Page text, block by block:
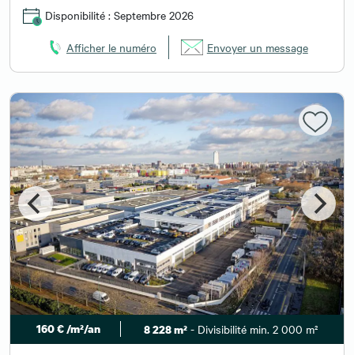
Disponibilité : Septembre 2026
Afficher le numéro Envoyer un message
160 € /m²/an 8 228 m² - Divisibilité min. 2 000 m²